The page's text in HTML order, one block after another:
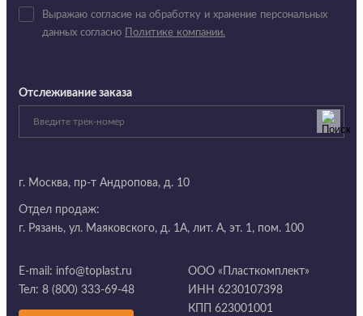
Выражаю согласие на обработку и хранение персональных
данных согласно
Политике компании.
Отслеживание заказа
г. Москва, пр-т Андропова, д. 10
Отдел продаж:
г. Рязань, ул. Маяковского, д. 1А, лит. А, эт. 1, пом. 100
E-mail: info@toplast.ru
Тел: 8 (800) 333-69-48
ООО «Пласткомплект»
ИНН 6230107398
КПП 623001001